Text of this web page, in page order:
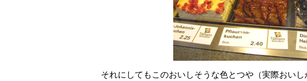
それにしてもこのおいしそうな色とつや（実際おい